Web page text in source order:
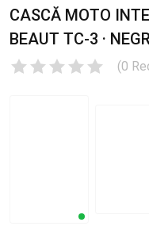
CASCĂ MOTO
BEAUT TC-3 ·
(0